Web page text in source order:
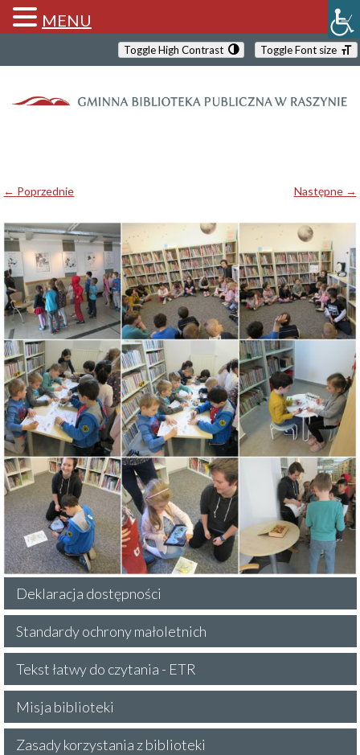
Toggle High Contrast Toggle Font size
← Poprzednie Następne →
Deklaracja dostępności
Standardy ochrony małoletnich
Tekst łatwy do czytania - ETR
Misja biblioteki
Zasady korzystania z biblioteki
MENU